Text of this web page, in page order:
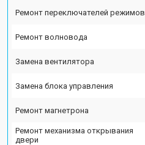
Ремонт переключателей режимов
Ремонт волновода
Замена вентилятора
Замена блока управления
Ремонт магнетрона
Ремонт механизма открывания
двери